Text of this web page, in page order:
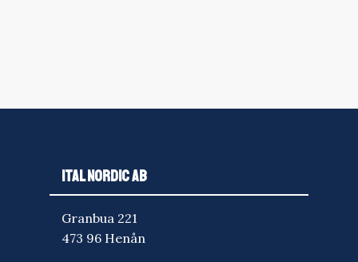
ITAL NORDIC AB
Granbua 221
473 96 Henån